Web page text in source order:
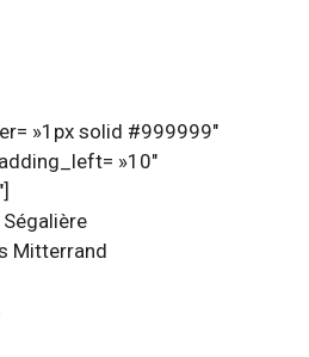
»1px solid #999999″
»10″
Mitterrand